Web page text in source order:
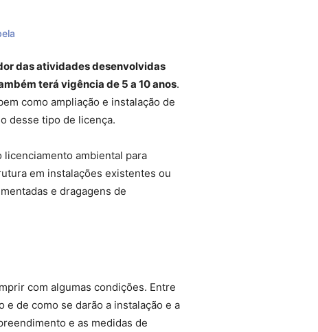
das atividades desenvolvidas
terá vigência de 5 a 10 anos.
como ampliação e instalação de
desse tipo de licença.
licenciamento ambiental para
em instalações existentes ou
e dragagens de
com algumas condições. Entre
de como se darão a instalação e a
e as medidas de